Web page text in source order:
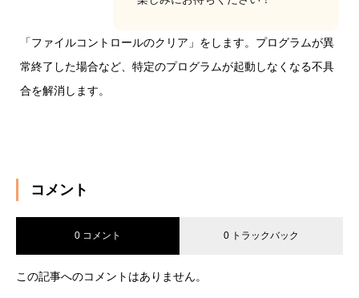
「ファイルコントロールのクリア」をします。プログラムが異
常終了した場合など、特定のプログラムが起動しなくなる不具
合を解消します。
コメント
0 コメント 0 トラックバック
この記事へのコメントはありません。